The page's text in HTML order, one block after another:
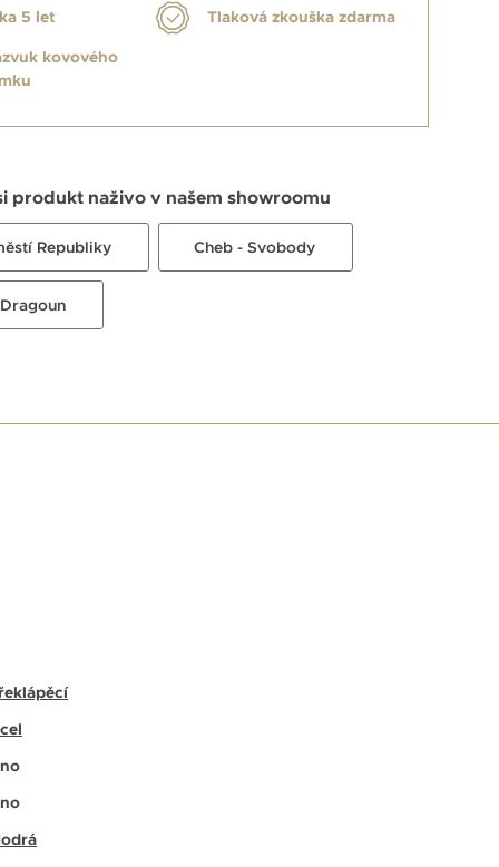
5 let
Tlaková zkouška zdarma
kovového
produkt naživo v našem showroomu
Republiky Cheb - Svobody